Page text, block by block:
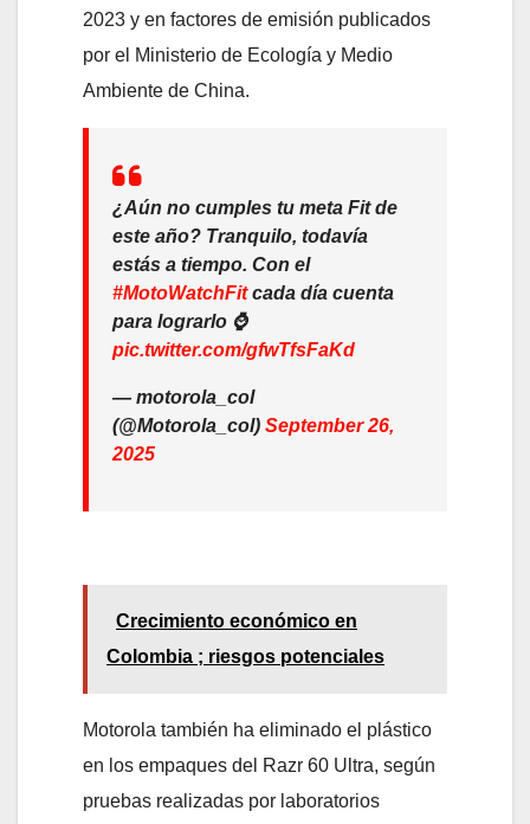
2023 y en factores de emisión publicados
por el Ministerio de Ecología y Medio
Ambiente de China.
¿Aún no cumples tu meta Fit de
este año? Tranquilo, todavía
estás a tiempo. Con el
#MotoWatchFitcada día cuenta
para lograrlo ⌚
pic.twitter.com/gfwTfsFaKd
— motorola_col
(@Motorola_col) September 26,
2025
Crecimiento económico en
Colombia ; riesgos potenciales
Motorola también ha eliminado el plástico
en los empaques del Razr 60 Ultra, según
pruebas realizadas por laboratorios